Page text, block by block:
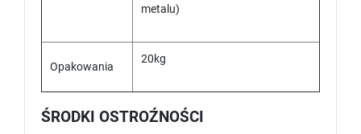
metalu)
Opakowania
20kg
ŚRODKI OSTROŹNOŚCI